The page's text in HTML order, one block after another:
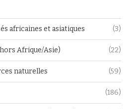
africaines et asiatiques (3)
Afrique/Asie) (22)
naturelles (59)
(186)